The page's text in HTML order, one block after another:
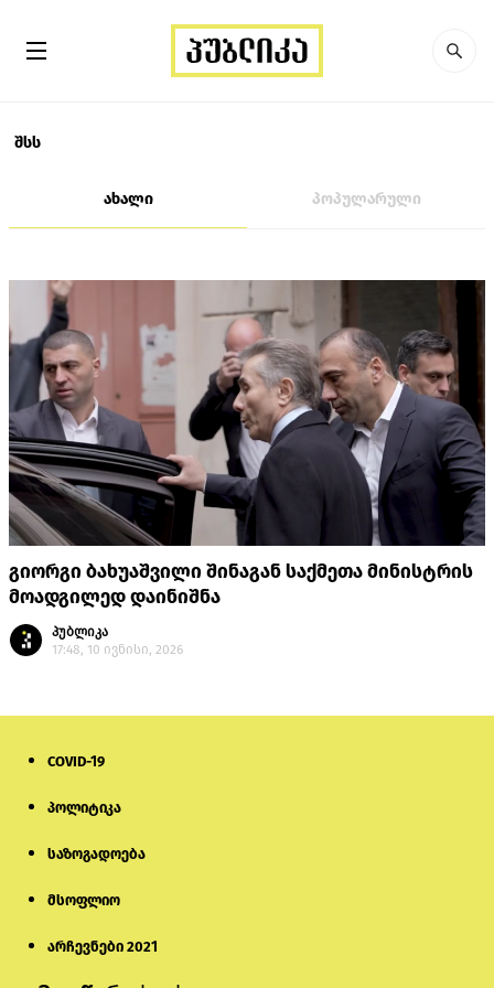
შსს
ახალი პოპულარული
გიორგი ბახუაშვილი შინაგან საქმეთა მინისტრის
მოადგილედ დაინიშნა
პუბლიკა
17:48, 10 ივნისი, 2026
COVID-19
პოლიტიკა
საზოგადოება
მსოფლიო
არჩევნები 2021